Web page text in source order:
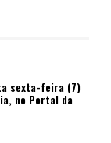
sexta-feira (7)
no Portal da